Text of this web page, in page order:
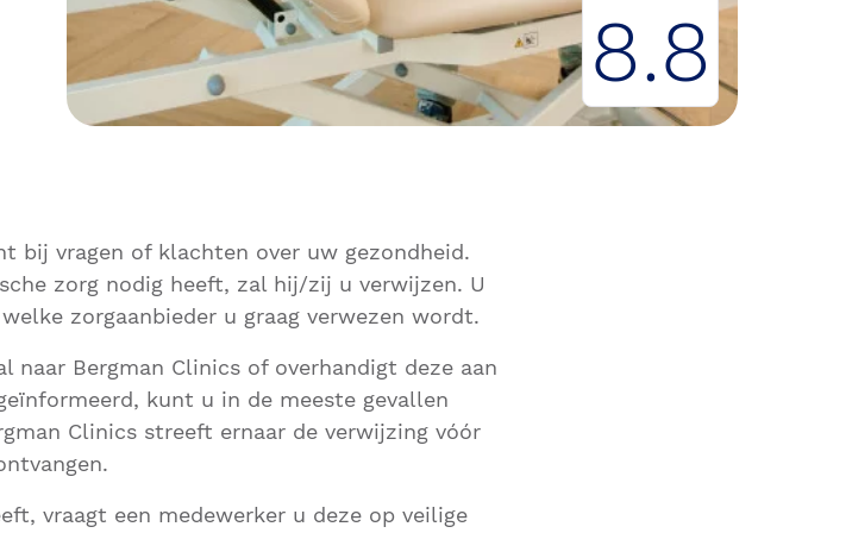
8.8
bij vragen of klachten over uw gezondheid.
zorg nodig heeft, zal hij/zij u verwijzen. U
zorgaanbieder u graag verwezen wordt.
naar Bergman Clinics of overhandigt deze aan
kunt u in de meeste gevallen
Clinics streeft ernaar de verwijzing vóór
vraagt een medewerker u deze op veilige